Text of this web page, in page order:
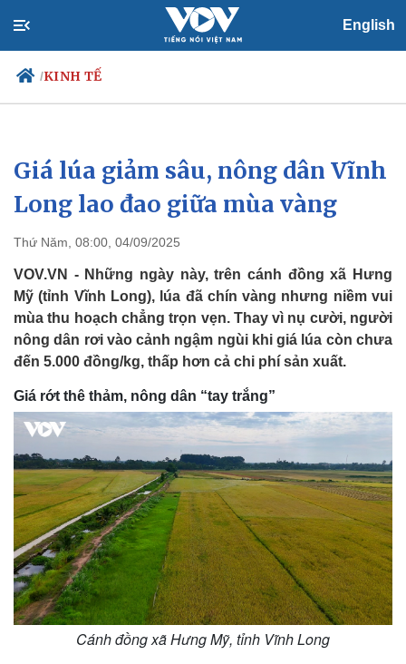
English
/KINH TẾ
Chính trị
Đảng
Tổ chức nhân sự
Nhận diện sự thật
Xã hội
Tin 24h
Dự báo thời tiết
Việc làm
Biển đảo
Giá lúa giảm sâu, nông dân Vĩnh
Long lao đao giữa mùa vàng
Thứ Năm, 08:00, 04/09/2025
VOV.VN - Những ngày này, trên cánh đồng xã Hưng
Mỹ (tỉnh Vĩnh Long), lúa đã chín vàng nhưng niềm vui
mùa thu hoạch chẳng trọn vẹn. Thay vì nụ cười, người
nông dân rơi vào cảnh ngậm ngùi khi giá lúa còn chưa
đến 5.000 đồng/kg, thấp hơn cả chi phí sản xuất.
Giá rớt thê thảm, nông dân “tay trắng”
Cánh đồng xã Hưng Mỹ, tỉnh Vĩnh Long